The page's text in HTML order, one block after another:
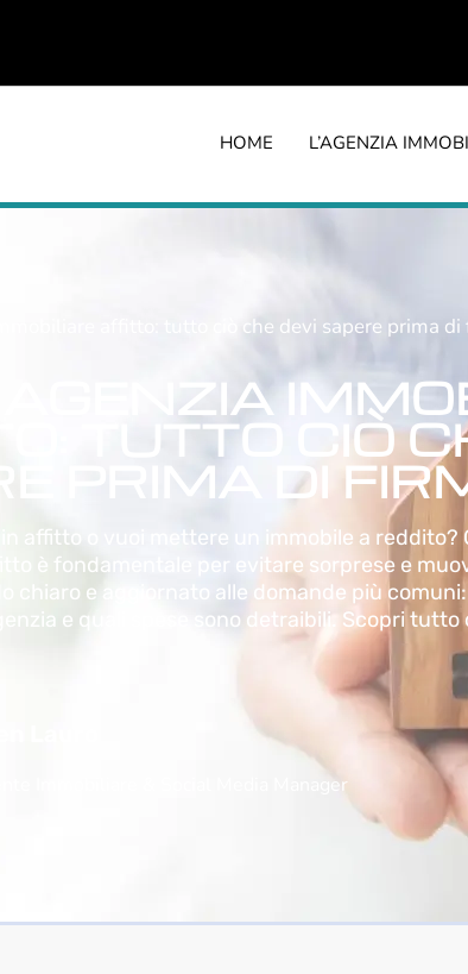
HOME L’AGENZIA
affitto: tutto ciò che devi sapere prima
AGENZIA
TUTTO CIÒ
PRIMA DI
in affitto o vuoi mettere un immobile a
è fondamentale per evitare sorprese e
chiaro e aggiornato alle domande più
e quali spese sono detraibili. Scopri
Immobiliare & Social Media Manager